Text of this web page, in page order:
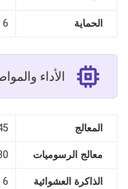
الحماية 6
الأداء
المعالج
معالج الرسوميات
الذاكرة العشوائية 6 جيجا, 8 جيجا